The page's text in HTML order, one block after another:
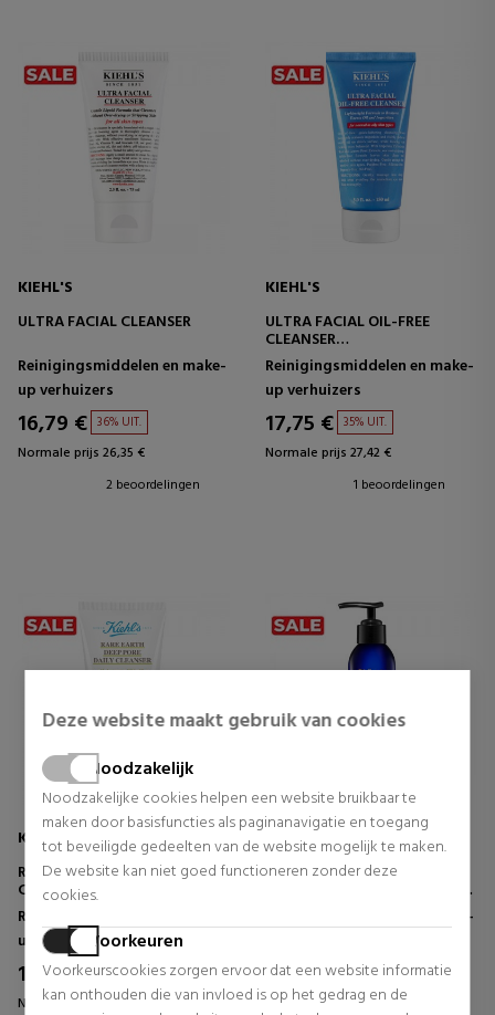
Deze website maakt gebruik van cookies
Noodzakelijk
Noodzakelijke cookies helpen een website bruikbaar te
maken door basisfuncties als paginanavigatie en toegang
tot beveiligde gedeelten van de website mogelijk te maken.
De website kan niet goed functioneren zonder deze
cookies.
Voorkeuren
Voorkeurscookies zorgen ervoor dat een website informatie
kan onthouden die van invloed is op het gedrag en de
KIEHL'S
ULTRA FACIAL CLEANSER
Reinigingsmiddelen en make-
up verhuizers
16,79 € 36% UIT.
Normale prijs 26,35 €
2 beoordelingen
KIEHL'S
ULTRA FACIAL OIL-FREE
CLEANSER
GEZICHTSREINIGER VOOR EEN
VETTE HUID
Reinigingsmiddelen en make-
up verhuizers
17,75 € 35% UIT.
Normale prijs 27,42 €
1 beoordelingen
KIEHL'S
RARE EARTH DEEP PORE DAILY
CLEANSER
GEZICHTSREINIGER
Reinigingsmiddelen en make-
up verhuizers
19,64 € 36% UIT.
Normale prijs 30,63 €
KIEHL'S
MIDNIGHT RECOVERY
Reinigingsmiddelen en make-
24,65 € 37% UIT.
Normale prijs 39,20 €